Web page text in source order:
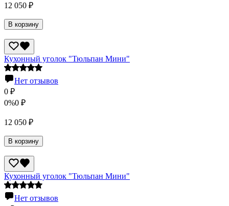
12 050 ₽
В корзину
Кухонный уголок "Тюльпан Мини"
Нет отзывов
0 ₽
0%0 ₽
12 050 ₽
В корзину
Кухонный уголок "Тюльпан Мини"
Нет отзывов